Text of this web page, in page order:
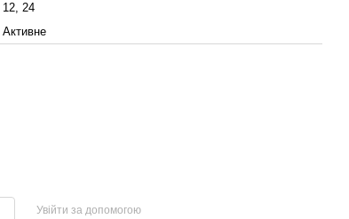
12, 24
Активне
Увійти за допомогою